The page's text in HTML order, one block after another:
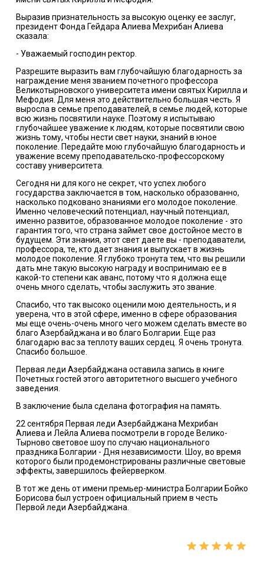
Выразив признательность за высокую оценку ее заслуг,
президент Фонда Гейдара Алиева Мехрибан Алиева
сказала:
- Уважаемый господин ректор.
Разрешите выразить вам глубочайшую благодарность за
награждение меня званием почетного профессора
Великотырновского университета имени святых Кирилла и
Мефодия. Для меня это действительно большая честь. Я
выросла в семье преподавателей, в семье людей, которые
всю жизнь посвятили науке. Поэтому я испытываю
глубочайшее уважение к людям, которые посвятили свою
жизнь тому, чтобы нести свет науки, знаний в юное
поколение. Передайте мою глубочайшую благодарность и
уважение всему преподавательско-профессорскому
составу университета.
Сегодня ни для кого не секрет, что успех любого
государства заключается в том, насколько образованно,
насколько подковано знаниями его молодое поколение.
Именно человеческий потенциал, научный потенциал,
именно развитое, образованное молодое поколение - это
гарантия того, что страна займет свое достойное место в
будущем. Эти знания, этот свет даете вы - преподаватели,
профессора, те, кто дает знания и выпускает в жизнь
молодое поколение. Я глубоко тронута тем, что вы решили
дать мне такую высокую награду и воспринимаю ее в
какой-то степени как аванс, потому что я должна еще
очень много сделать, чтобы заслужить это звание.
Спасибо, что так высоко оценили мою деятельность, и я
уверена, что в этой сфере, именно в сфере образования
мы еще очень-очень много чего можем сделать вместе во
благо Азербайджана и во благо Болгарии. Еще раз
благодарю вас за теплоту ваших сердец. Я очень тронута.
Спасибо большое.
Первая леди Азербайджана оставила запись в книге
Почетных гостей этого авторитетного высшего учебного
заведения.
В заключение была сделана фотография на память.
22 сентября Первая леди Азербайджана Мехрибан
Алиева и Лейла Алиева посмотрели в городе Велико-
Тырново световое шоу по случаю национального
праздника Болгарии - Дня независимости. Шоу, во время
которого были продемонстрированы различные световые
эффекты, завершилось фейерверком.
В тот же день от имени премьер-министра Болгарии Бойко
Борисова был устроен официальный прием в честь
Первой леди Азербайджана.